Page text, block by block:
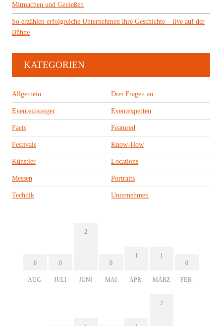
Mitmachen und Genießen
So erzählen erfolgreiche Unternehmen ihre Geschichte – live auf der
Bühne
KATEGORIEN
Allgemein Drei Fragen an
Eventeinsteiger Eventexperten
Facts Featured
Festivals Know-How
Künstler Locations
Messen Portraits
Technik Unternehmen
0
AUG.
0
JULI
2
JUNI
0
MAI
1
APR.
1
MÄRZ
0
FEB.
2